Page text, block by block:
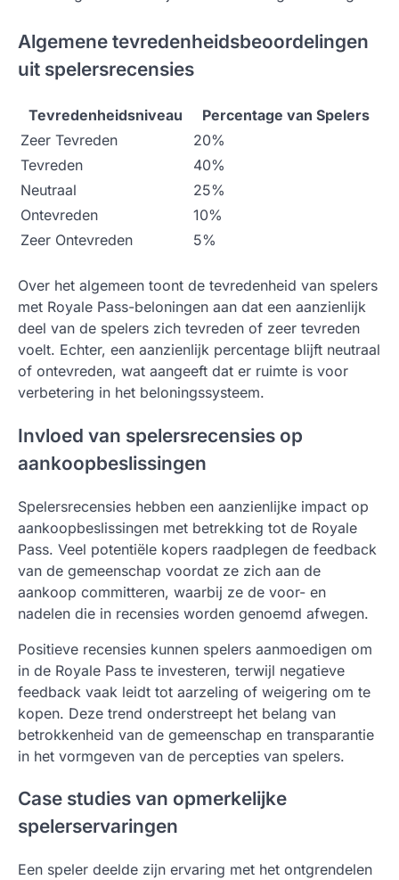
Algemene tevredenheidsbeoordelingen
uit spelersrecensies
Tevredenheidsniveau
Percentage van Spelers
Zeer Tevreden
20%
Tevreden
40%
Neutraal
25%
Ontevreden
10%
Zeer Ontevreden
5%
Over het algemeen toont de tevredenheid van spelers
met Royale Pass-beloningen aan dat een aanzienlijk
deel van de spelers zich tevreden of zeer tevreden
voelt. Echter, een aanzienlijk percentage blijft neutraal
of ontevreden, wat aangeeft dat er ruimte is voor
verbetering in het beloningssysteem.
Invloed van spelersrecensies op
aankoopbeslissingen
Spelersrecensies hebben een aanzienlijke impact op
aankoopbeslissingen met betrekking tot de Royale
Pass. Veel potentiële kopers raadplegen de feedback
van de gemeenschap voordat ze zich aan de
aankoop committeren, waarbij ze de voor- en
nadelen die in recensies worden genoemd afwegen.
Positieve recensies kunnen spelers aanmoedigen om
in de Royale Pass te investeren, terwijl negatieve
feedback vaak leidt tot aarzeling of weigering om te
kopen. Deze trend onderstreept het belang van
betrokkenheid van de gemeenschap en transparantie
in het vormgeven van de percepties van spelers.
Case studies van opmerkelijke
spelerservaringen
Een speler deelde zijn ervaring met het ontgrendelen